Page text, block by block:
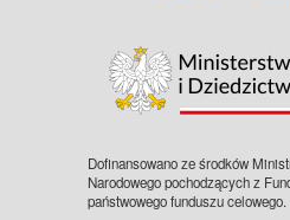
Dofinansowano ze środków
Narodowego pochodzących z
państwowego funduszu celowego.